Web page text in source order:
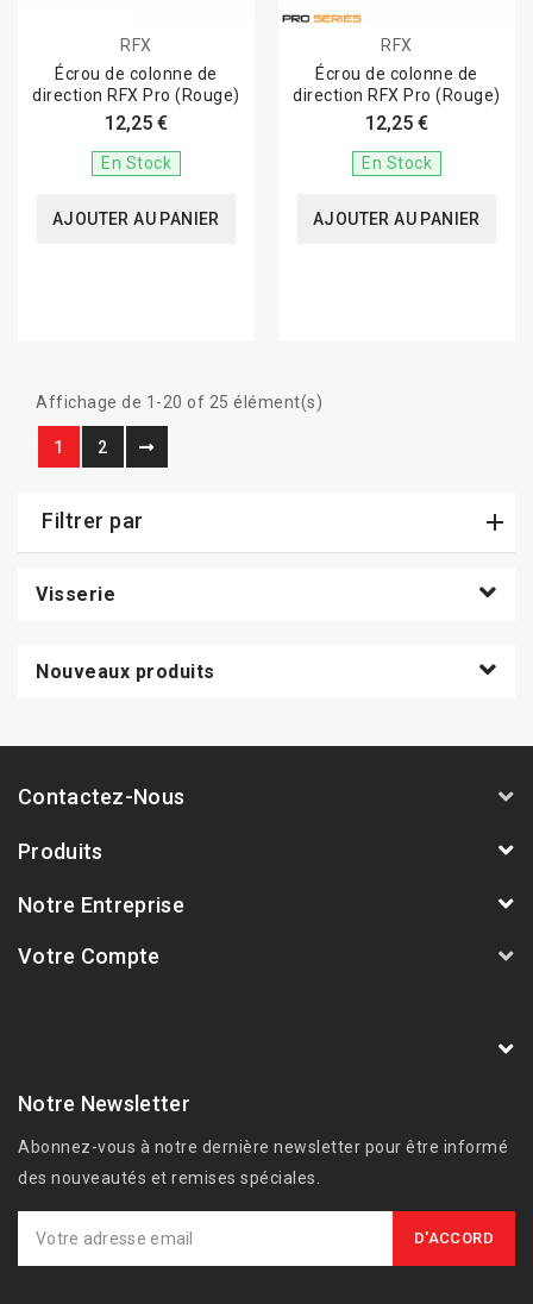
RFX
Écrou de colonne de
direction RFX Pro (Rouge)
12,25 €
En Stock
AJOUTER AU PANIER
RFX
Écrou de colonne de
direction RFX Pro (Rouge)
12,25 €
En Stock
AJOUTER AU PANIER
Affichage de 1-20 of 25 élément(s)
1 2
Filtrer par
Visserie
Nouveaux produits
Contactez-Nous
Produits
Notre Entreprise
Votre Compte
Notre Newsletter
Abonnez-vous à notre dernière newsletter pour être informé
des nouveautés et remises spéciales.